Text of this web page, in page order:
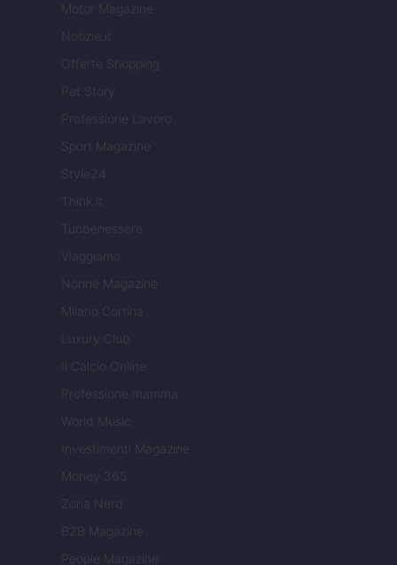
Motor Magazine
Notizie.it
Offerte Shopping
Pet Story
Professione Lavoro
Sport Magazine
Style24
Think.it
Tuobenessere
Viaggiamo
Nonne Magazine
Milano Cortina
Luxury Club
Il Calcio Online
Professione mamma
World Music
Investimenti Magazine
Money 365
Zona Nerd
B2B Magazine
People Magazine